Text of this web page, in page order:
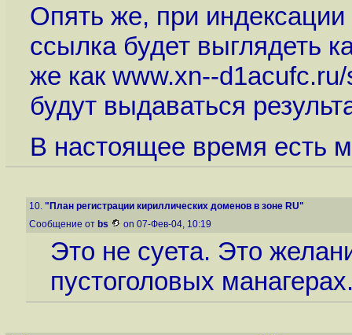
Опять же, при
ссылка будет выглядеть
же как www.xn--
будут выдаваться
В настоящее время есть
10. "План регистрации кириллических доменов в зоне RU"
Сообщение от bs on 07-Фев-04, 10:19
Это не суета. Это
пустоголовых